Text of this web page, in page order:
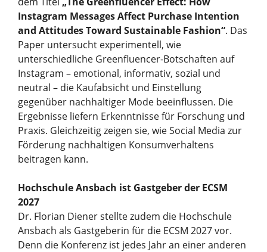
Instagram Messages Affect Purchase Intention
and Attitudes Toward Sustainable Fashion“. Das
Paper untersucht experimentell, wie
unterschiedliche Greenfluencer-Botschaften auf
Instagram – emotional, informativ, sozial und
neutral – die Kaufabsicht und Einstellung
gegenüber nachhaltiger Mode beeinflussen. Die
Ergebnisse liefern Erkenntnisse für Forschung und
Praxis. Gleichzeitig zeigen sie, wie Social Media zur
Förderung nachhaltigen Konsumverhaltens
beitragen kann.
Hochschule Ansbach ist Gastgeber der ECSM
2027
Dr. Florian Diener stellte zudem die Hochschule
Ansbach als Gastgeberin für die ECSM 2027 vor.
Denn die Konferenz ist jedes Jahr an einer anderen